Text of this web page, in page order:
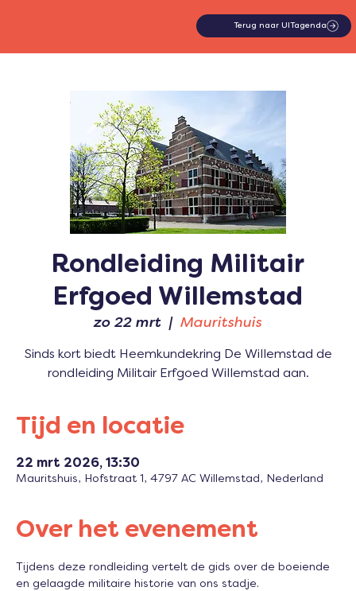
Terug naar UITagenda
Rondleiding Militair
Erfgoed Willemstad
zo 22 mrt
  |
Mauritshuis
Sinds kort biedt Heemkundekring De Willemstad de
rondleiding Militair Erfgoed Willemstad aan.
Tijd en locatie
22 mrt 2026, 13:30
Mauritshuis, Hofstraat 1, 4797 AC Willemstad, Nederland
Over het evenement
Tijdens deze rondleiding vertelt de gids over de boeiende
en gelaagde militaire historie van ons stadje.